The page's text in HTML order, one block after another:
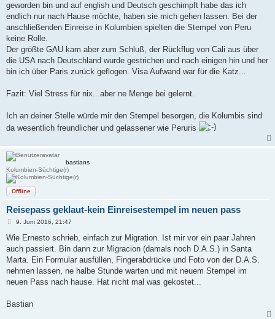
geworden bin und auf english und Deutsch geschimpft habe das ich
endlich nur nach Hause möchte, haben sie mich gehen lassen. Bei der
anschließenden Einreise in Kolumbien spielten die Stempel von Peru
keine Rolle.
Der größte GAU kam aber zum Schluß, der Rückflug von Cali aus über
die USA nach Deutschland wurde gestrichen und nach einigen hin und her
bin ich über Paris zurück geflogen. Visa Aufwand war für die Katz...
Fazit: Viel Stress für nix...aber ne Menge bei gelernt.
Ich an deiner Stelle würde mir den Stempel besorgen, die Kolumbis sind
da wesentlich freundlicher und gelassener wie Peruris
bastians
Kolumbien-Süchtige(r)
Offline
Reisepass geklaut-kein Einreisestempel im neuen pass
B
i
r
a
9. Juni 2016, 21:47
Wie Ernesto schrieb, einfach zur Migration. Ist mir vor ein paar Jahren
auch passiert. Bin dann zur Migracion (damals noch D.A.S.) in Santa
Marta. Ein Formular ausfüllen, Fingerabdrücke und Foto von der D.A.S.
nehmen lassen, ne halbe Stunde warten und mit neuem Stempel im
neuen Pass nach hause. Hat nicht mal was gekostet...
Bastian